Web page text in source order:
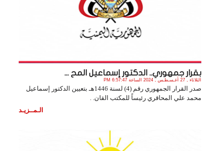
بقرار جمهوري.. الدكتور إسماعيل المح ...
الثلاثاء , 27 أغـسـطـس , 2024 الساعة 6:57:47 PM
صدر القرار الجمهوري رقم (4) لسنة 1446هـ بتعيين الدكتور إسماعيل
محمد علي المحاقري رئيساً للمكتب القان. .
الـمــزيـد